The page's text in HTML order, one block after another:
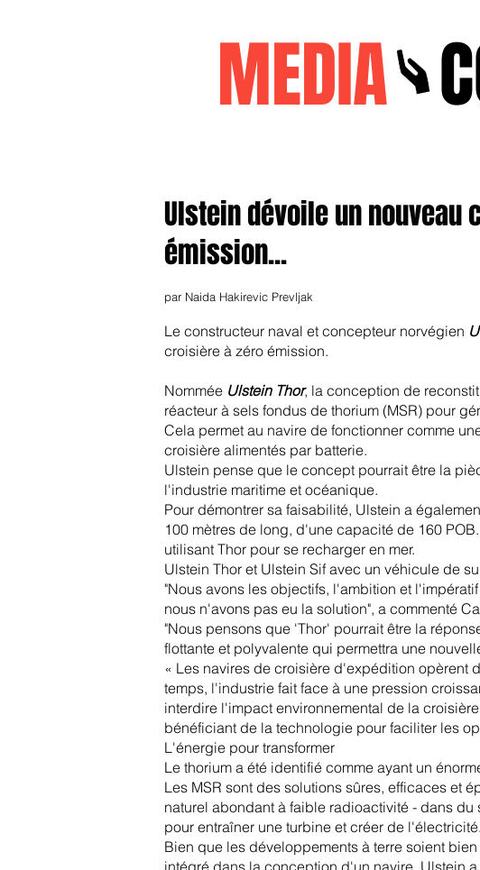
MEDIA
Ulstein dévoile un nouveau
émission...
par Naida Hakirevic Prevljak
Le constructeur naval et concepteur norvégien
croisière à zéro émission.
Nommée Ulstein Thor, la conception de
réacteur à sels fondus de thorium (MSR) pour
Cela permet au navire de fonctionner comme
croisière alimentés par batterie.
Ulstein pense que le concept pourrait être la
l'industrie maritime et océanique.
Pour démontrer sa faisabilité, Ulstein a
100 mètres de long, d'une capacité de 160
utilisant Thor pour se recharger en mer.
Ulstein Thor et Ulstein Sif avec un véhicule de
"Nous avons les objectifs, l'ambition et
nous n'avons pas eu la solution", a commenté
"Nous pensons que 'Thor' pourrait être la
flottante et polyvalente qui permettra une
« Les navires de croisière d'expédition opèrent
temps, l'industrie fait face à une pression
interdire l'impact environnemental de la
bénéficiant de la technologie pour faciliter les
L'énergie pour transformer
Le thorium a été identifié comme ayant un
Les MSR sont des solutions sûres, efficaces et
naturel abondant à faible radioactivité - dans
pour entraîner une turbine et créer de l'électricité.
Bien que les développements à terre soient
intégré dans la conception d'un navire. Ulstein